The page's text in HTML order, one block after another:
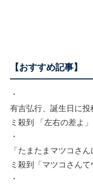
【おすすめ記事】
・
有吉弘行、誕生日に
ミ殺到 「左右の差よ
・
「たまたまマツコさ
ミ殺到「マツコさんて
・